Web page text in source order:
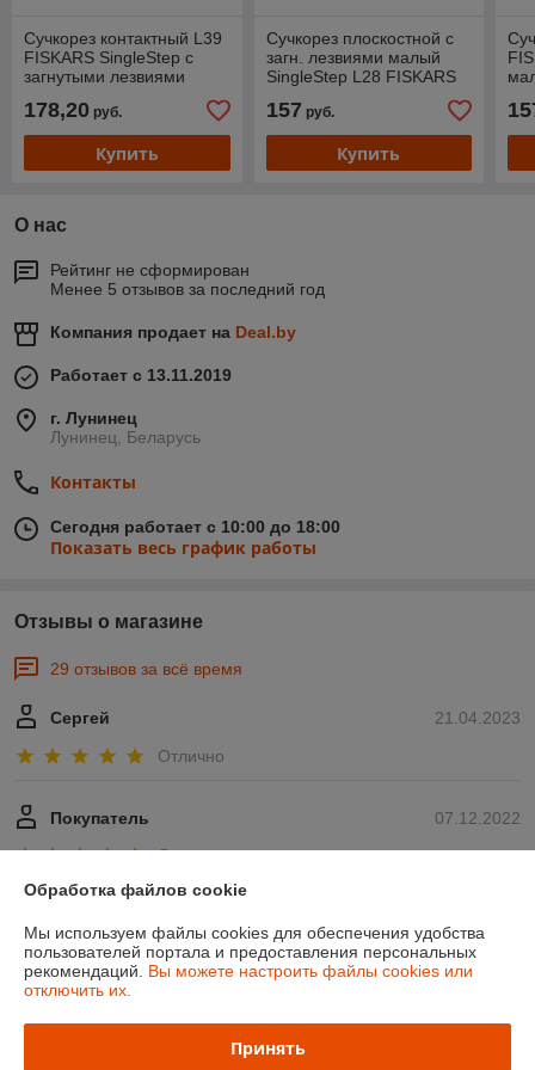
Сучкорез контактный L39
FISKARS SingleStep c
загнутыми лезвиями
178,20 руб.
Купить
Сучкорез плоскостной c
загн. лезвиями малый
SingleStep L28 FISKARS
157 руб.
Купить
О нас
Рейтинг не сформирован
Менее 5 отзывов за последний год
Компания продает на Deal.by
Работает с 13.11.2019
г. Лунинец
Лунинец, Беларусь
Контакты
Сегодня работает с 10:00 до 18:00
Показать весь график работы
Отзывы о магазине
29 отзывов за всё время
21.04.2023
Сергей
Отлично
07.12.2022
Покупатель
Отлично
Показать все отзывы
О нас
Обработка файлов cookie
Мы используем файлы cookies для обеспечения удобства
пользователей портала и предоставления персональных
рекомендаций. Вы можете настроить файлы cookies или
отключить их.
Принять